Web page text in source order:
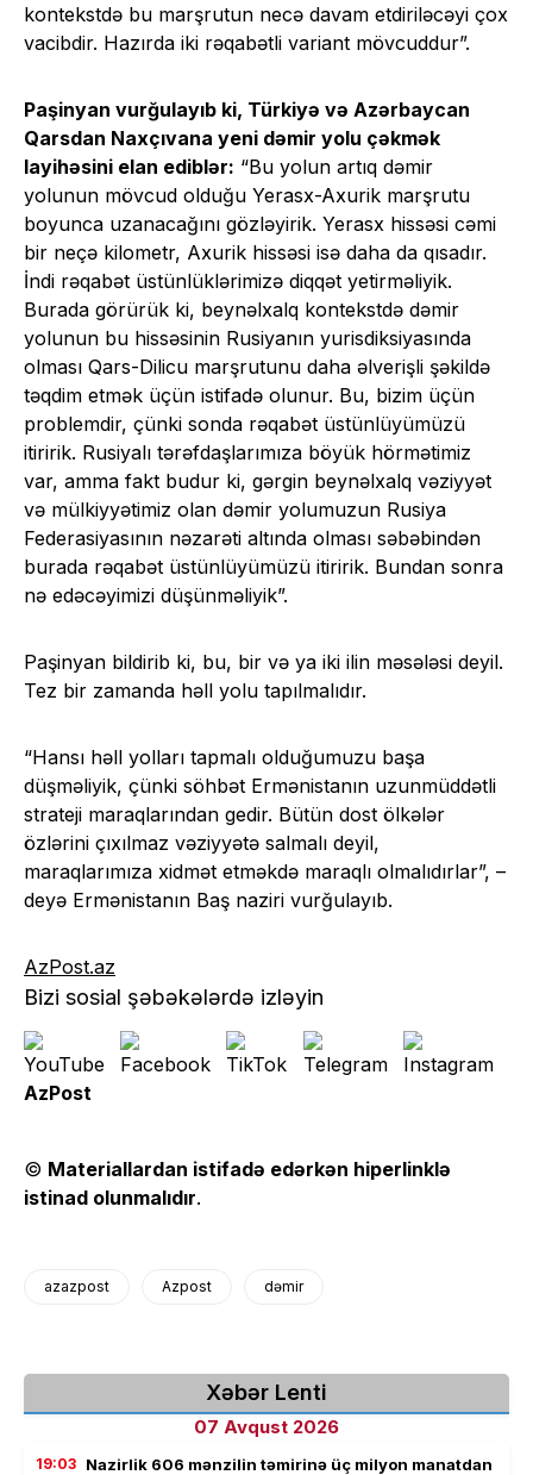
kontekstdə bu marşrutun necə davam etdiriləcəyi çox
vacibdir. Hazırda iki rəqabətli variant mövcuddur”.
Paşinyan vurğulayıb ki, Türkiyə və Azərbaycan
Qarsdan Naxçıvana yeni dəmir yolu çəkmək
layihəsini elan ediblər: “Bu yolun artıq dəmir
yolunun mövcud olduğu Yerasx-Axurik marşrutu
boyunca uzanacağını gözləyirik. Yerasx hissəsi cəmi
bir neçə kilometr, Axurik hissəsi isə daha da qısadır.
İndi rəqabət üstünlüklərimizə diqqət yetirməliyik.
Burada görürük ki, beynəlxalq kontekstdə dəmir
yolunun bu hissəsinin Rusiyanın yurisdiksiyasında
olması Qars-Dilicu marşrutunu daha əlverişli şəkildə
təqdim etmək üçün istifadə olunur. Bu, bizim üçün
problemdir, çünki sonda rəqabət üstünlüyümüzü
itiririk. Rusiyalı tərəfdaşlarımıza böyük hörmətimiz
var, amma fakt budur ki, gərgin beynəlxalq vəziyyət
və mülkiyyətimiz olan dəmir yolumuzun Rusiya
Federasiyasının nəzarəti altında olması səbəbindən
burada rəqabət üstünlüyümüzü itiririk. Bundan sonra
nə edəcəyimizi düşünməliyik”.
Paşinyan bildirib ki, bu, bir və ya iki ilin məsələsi deyil.
Tez bir zamanda həll yolu tapılmalıdır.
“Hansı həll yolları tapmalı olduğumuzu başa
düşməliyik, çünki söhbət Ermənistanın uzunmüddətli
strateji maraqlarından gedir. Bütün dost ölkələr
özlərini çıxılmaz vəziyyətə salmalı deyil,
maraqlarımıza xidmət etməkdə maraqlı olmalıdırlar”, –
deyə Ermənistanın Baş naziri vurğulayıb.
AzPost.az
Bizi sosial şəbəkələrdə izləyin
AzPost
© Materiallardan istifadə edərkən hiperlinklə
istinad olunmalıdır.
azazpost Azpost dəmir
Xəbər Lenti
07 Avqust 2026
19:03 Nazirlik 606 mənzilin təmirinə üç milyon manatdan